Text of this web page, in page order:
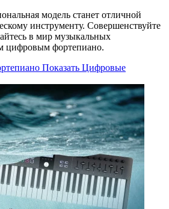
модель станет отличной
инструменту. Совершенствуйте
в мир музыкальных
цифровым фортепиано.
Показать Цифровые